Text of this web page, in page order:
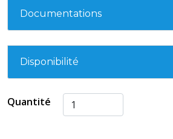
Documentations
Disponibilité
Quantité